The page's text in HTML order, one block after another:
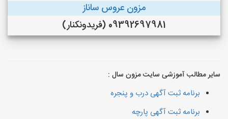
مزون عروس ساناز
09392697981 (فريدونكنار)
سایر مطالب آموزشی سایت مزون سال :
برنامه ثبت آگهی درب و پنجره
برنامه ثبت آگهی پارچه